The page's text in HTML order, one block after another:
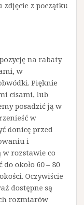
zdjęcie z początku
na rabaty
w
Pięknie
cisami, lub
posadzić ją w
w
donicę przed
i
w rozstawie co
około 60 – 80
Oczywiście
dostępne są
rozmiarów